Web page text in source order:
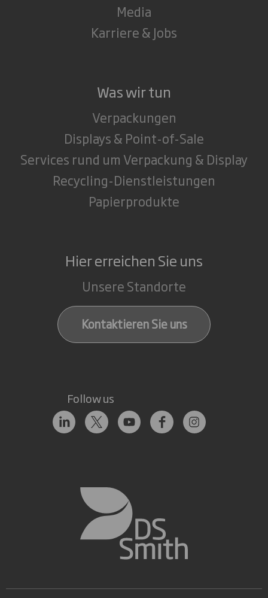
Media
Karriere & Jobs
Was wir tun
Verpackungen
Displays & Point-of-Sale
Services rund um Verpackung & Display
Recycling-Dienstleistungen
Papierprodukte
Hier erreichen Sie uns
Unsere Standorte
Kontaktieren Sie uns
Follow us